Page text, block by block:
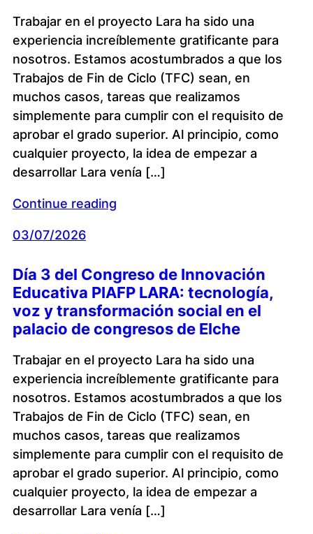
Trabajar en el proyecto Lara ha sido una
experiencia increíblemente gratificante para
nosotros. Estamos acostumbrados a que los
Trabajos de Fin de Ciclo (TFC) sean, en
muchos casos, tareas que realizamos
simplemente para cumplir con el requisito de
aprobar el grado superior. Al principio, como
cualquier proyecto, la idea de empezar a
desarrollar Lara venía […]
Continue reading
03/07/2026
Día 3 del Congreso de Innovación
Educativa PIAFP LARA: tecnología,
voz y transformación social en el
palacio de congresos de Elche
Trabajar en el proyecto Lara ha sido una
experiencia increíblemente gratificante para
nosotros. Estamos acostumbrados a que los
Trabajos de Fin de Ciclo (TFC) sean, en
muchos casos, tareas que realizamos
simplemente para cumplir con el requisito de
aprobar el grado superior. Al principio, como
cualquier proyecto, la idea de empezar a
desarrollar Lara venía […]